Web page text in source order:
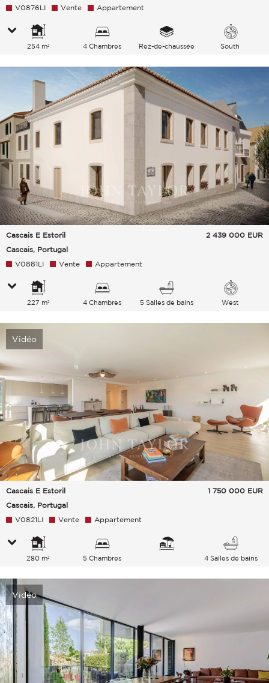
V0876LI Vente Appartement
254 m² 4 Chambres Rez-de-chaussée South
Cascais E Estoril
Cascais, Portugal
2 439 000 EUR
V0881LI Vente Appartement
227 m² 4 Chambres 5 Salles de bains West
Vidéo
Cascais E Estoril
Cascais, Portugal
1 750 000 EUR
V0821LI Vente Appartement
280 m² 5 Chambres 4 Salles de bains
Vidéo